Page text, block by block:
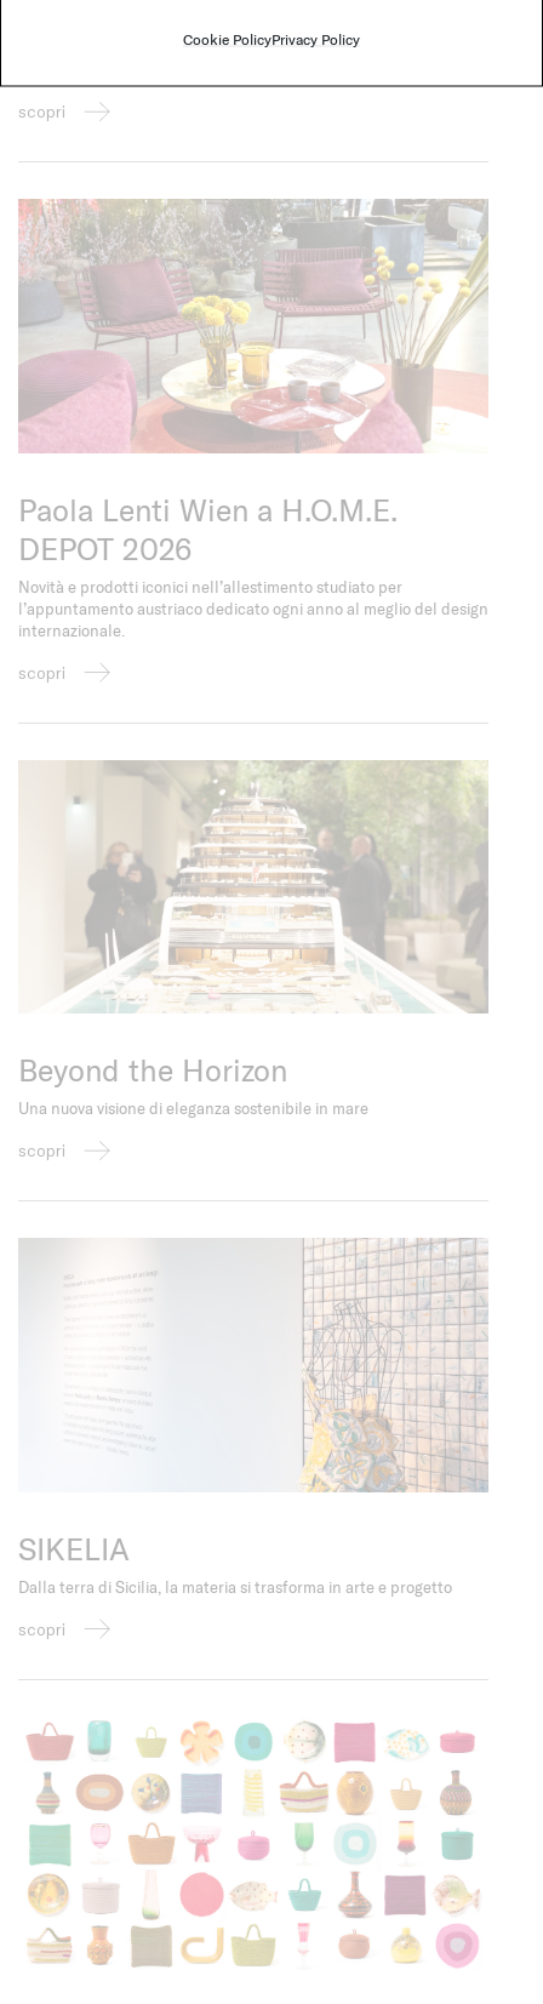
Cookie PolicyPrivacy Policy
Paola Lenti e Kramer und Kramer presentano una rinnovata
scopri
Paola Lenti Wien a H.O.M.E.
DEPOT 2026
Novità e prodotti iconici nell’allestimento studiato per
l’appuntamento austriaco dedicato ogni anno al meglio del design
internazionale.
scopri
Beyond the Horizon
Una nuova visione di eleganza sostenibile in mare
scopri
SIKELIA
Dalla terra di Sicilia, la materia si trasforma in arte e progetto
scopri